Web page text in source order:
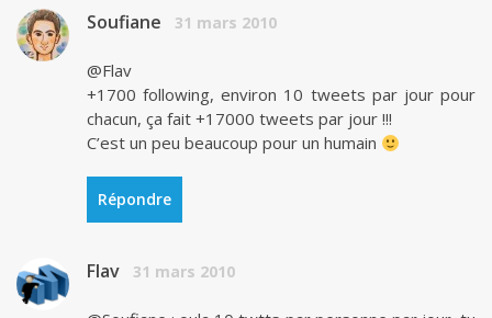
Soufiane 31 mars 2010
@Flav
+1700 following, environ 10 tweets par jour pour
chacun, ça fait +17000 tweets par jour !!!
C’est un peu beaucoup pour un humain
Répondre
Flav 31 mars 2010